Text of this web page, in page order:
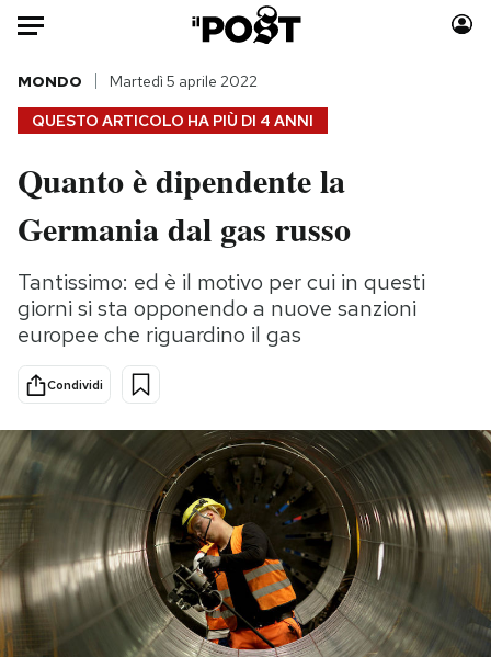
Auto
HOME
Italia
Politica
Tecnologia
Internet
Scienza
Cultura
Economia
Moda
Consumismi
Storie/Idee
Ok Boomer!
Media
Mondiali calcio 2026
PODCAST
NEWSLETTER
QUESTO ARTICOLO HA PIÙ DI 4 ANNI
MONDO Martedì 5 aprile 2022
Quanto è dipendente la
Germania dal gas russo
Tantissimo: ed è il motivo per cui in questi
giorni si sta opponendo a nuove sanzioni
europee che riguardino il gas
Condividi